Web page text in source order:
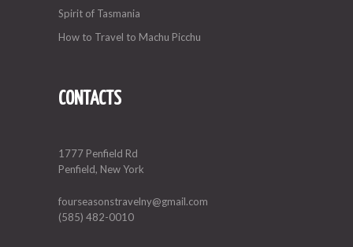
Spirit of Tasmania
How to Travel to Machu Picchu
CONTACTS
1777 Penfield Rd
Penfield, New York
fourseasonstravelny@gmail.com
(585) 482-0010